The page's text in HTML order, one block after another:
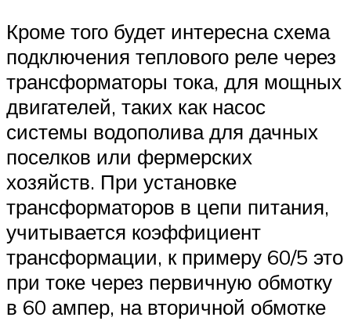
Кроме того будет интересна схема
подключения теплового реле через
трансформаторы тока, для мощных
двигателей, таких как насос
системы водополива для дачных
поселков или фермерских
хозяйств. При установке
трансформаторов в цепи питания,
учитывается коэффициент
трансформации, к примеру 60/5 это
при токе через первичную обмотку
в 60 ампер, на вторичной обмотке